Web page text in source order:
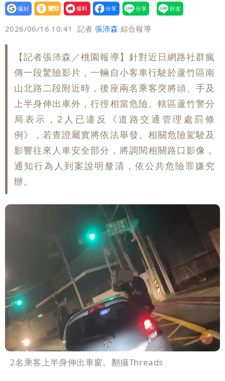
設為
贊助
我要
爆料
2026/06/16 10:41 記者張沛森 綜合報導
【記者張沛森／桃園報導】針對近日網路社群瘋
傳一段驚險影片，一輛自小客車行駛於蘆竹區南
山北路二段附近時，後座兩名乘客突將頭、手及
上半身伸出車外，行徑相當危險。轄區蘆竹警分
局表示，2人已違反《道路交通管理處罰條
例》，若查證屬實將依法舉發。相關危險駕駛及
影響往來人車安全部分，將調閱相關路口影像，
通知行為人到案說明釐清，依公共危險罪嫌究
辦。
2名乘客上半身伸出車窗。翻攝Threads